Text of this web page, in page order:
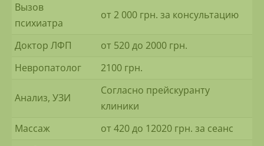
Вызов
психиатра
от 2 000 грн. за консультацию
Доктор ЛФП
от 520 до 2000 грн.
Невропатолог
2100 грн.
Анализ, УЗИ
Согласно прейскуранту
клиники
Массаж
от 420 до 12020 грн. за сеанс